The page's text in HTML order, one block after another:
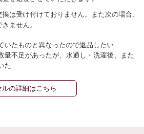
は受け付けておりません。また次の場合、
ません。
いたものと異なったので返品したい
量不足があったが、水通し・洗濯後、また
た
の詳細はこちら